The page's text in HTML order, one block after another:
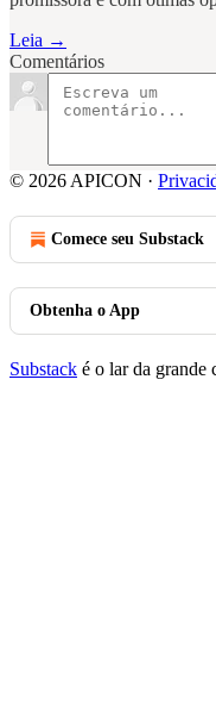
Leia →
Comentários
© 2026 APICON ·
Comece seu Substack
Obtenha o App
Substack é o lar da grande